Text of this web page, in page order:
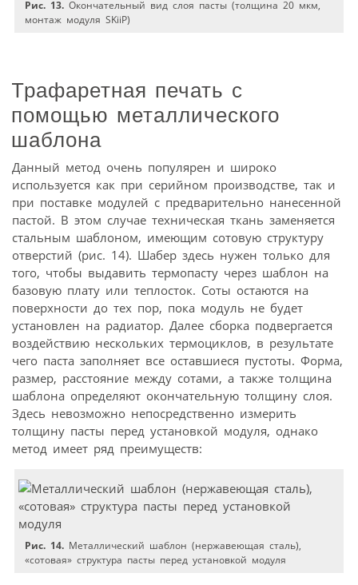
Рис. 13. Окончательный вид слоя пасты (толщина 20 мкм,
монтаж модуля SKiiP)
Трафаретная печать с
помощью металлического
шаблона
Данный метод очень популярен и широко
используется как при серийном производстве, так и
при поставке модулей с предварительно нанесенной
пастой. В этом случае техническая ткань заменяется
стальным шаблоном, имеющим сотовую структуру
отверстий (рис. 14). Шабер здесь нужен только для
того, чтобы выдавить термопасту через шаблон на
базовую плату или теплосток. Соты остаются на
поверхности до тех пор, пока модуль не будет
установлен на радиатор. Далее сборка подвергается
воздействию нескольких термоциклов, в результате
чего паста заполняет все оставшиеся пустоты. Форма,
размер, расстояние между сотами, а также толщина
шаблона определяют окончательную толщину слоя.
Здесь невозможно непосредственно измерить
толщину пасты перед установкой модуля, однако
метод имеет ряд преимуществ:
Рис. 14. Металлический шаблон (нержавеющая сталь),
«сотовая» структура пасты перед установкой модуля